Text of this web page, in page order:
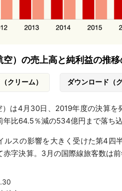
）の売上高と純利益の推
クリーム） ダウンロード（グ
は4月30日、2019年度の決算を
年比64.5％減の534億円まで落ち込
ルスの影響を大きく受けた第4四
赤字決算。3月の国際線旅客数は